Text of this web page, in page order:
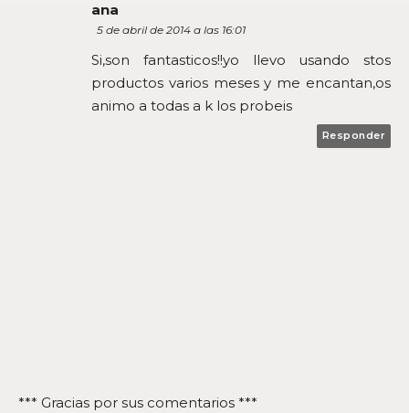
ana
5 de abril de 2014 a las 16:01
Si,son fantasticos!!yo llevo usando stos
productos varios meses y me encantan,os
animo a todas a k los probeis
Responder
*** Gracias por sus comentarios ***